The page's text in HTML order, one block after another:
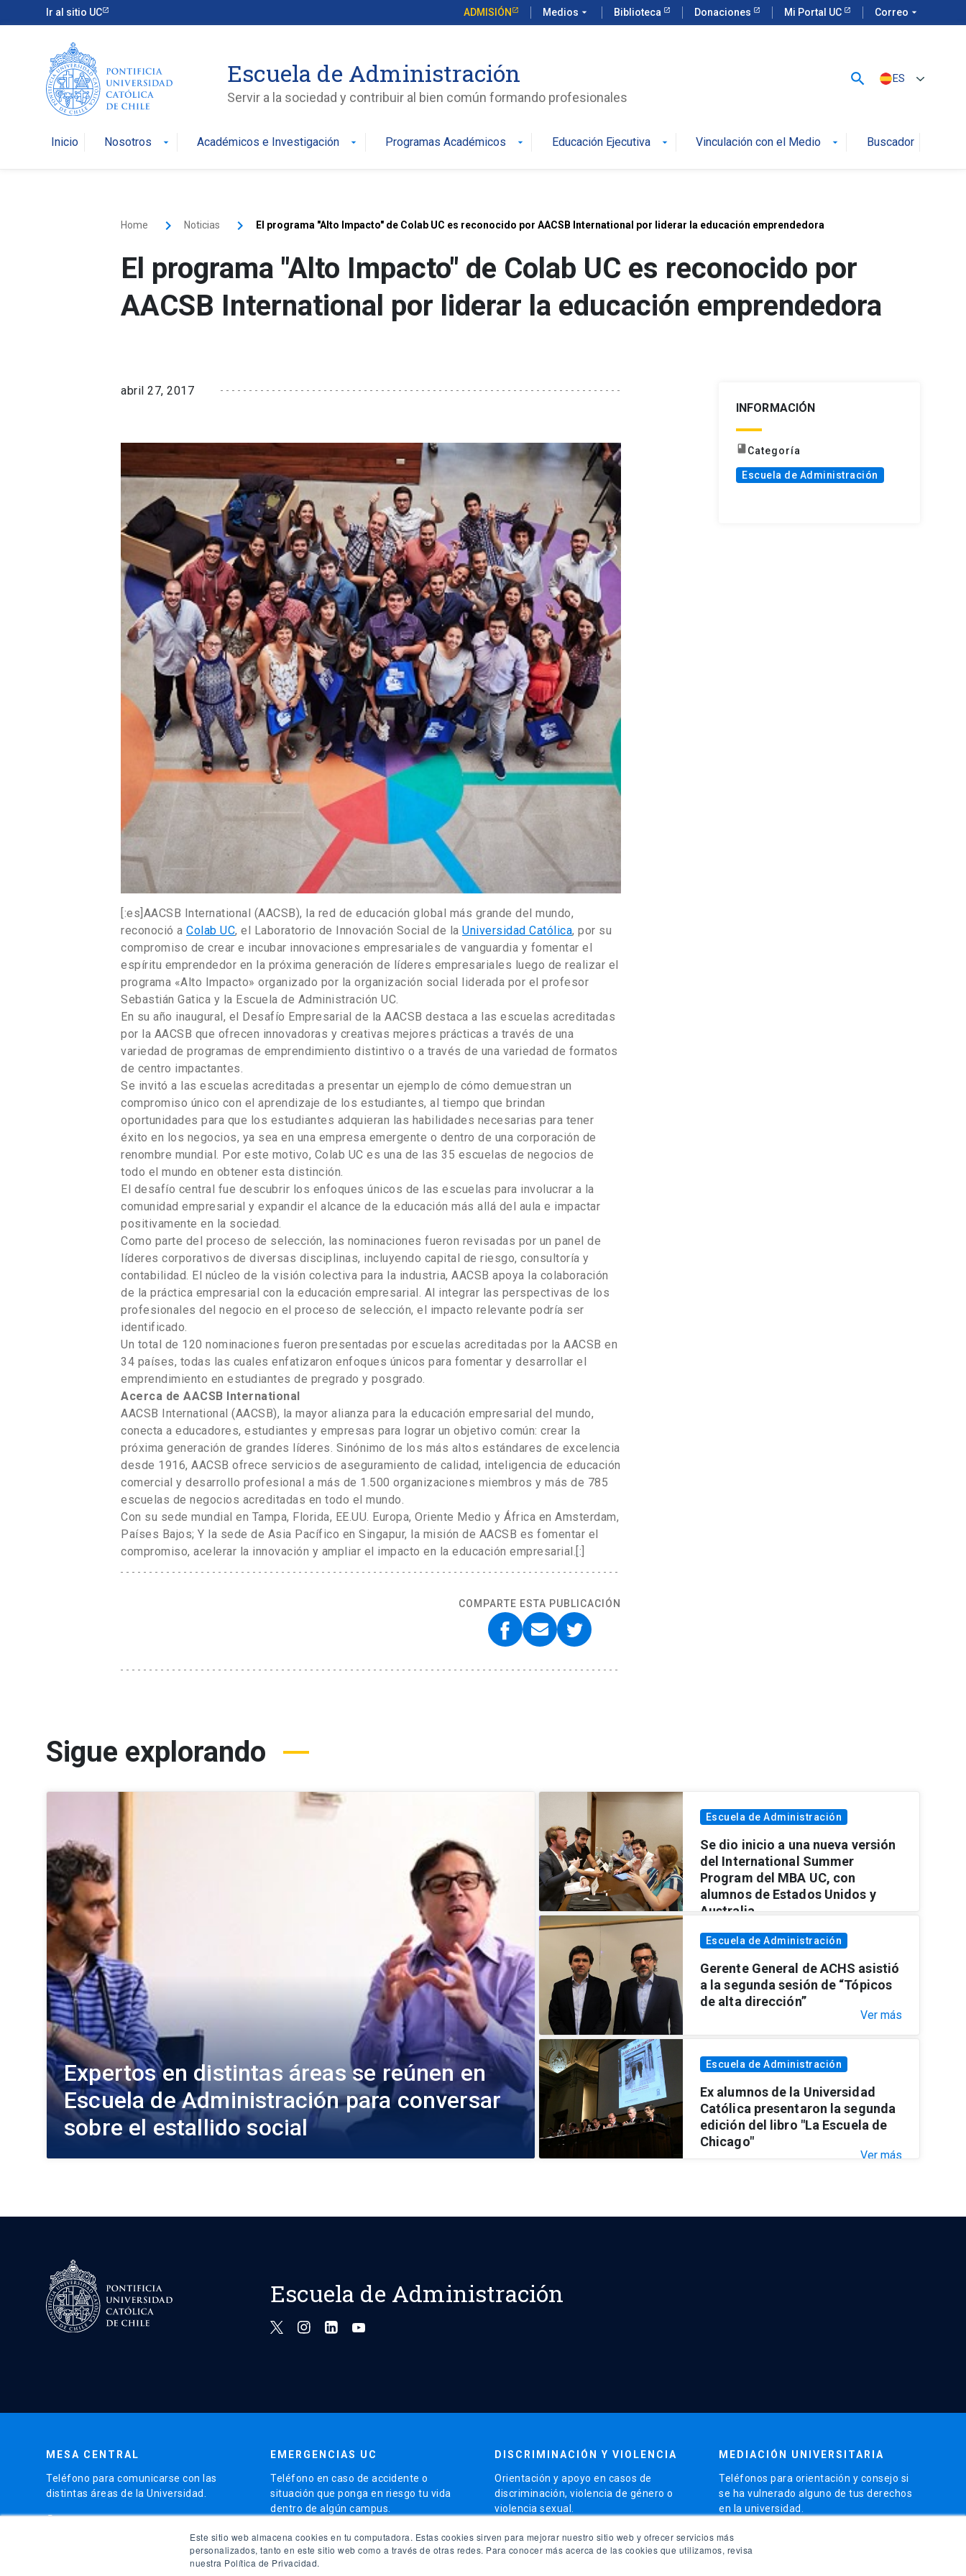
Este sitio web almacena cookies en tu computadora. Estas cookies sirven para mejorar nuestro sitio web y ofrecer servicios más
personalizados, tanto en este sitio web como a través de otras redes. Para conocer más acerca de las cookies que utilizamos, revisa
nuestra Política de Privacidad.
Ir al sitio UC ADMISIÓN Medios arrow_drop_down Biblioteca Donaciones Mi Portal UC Correo arrow_drop_down
Escuela de Administración
Servir a la sociedad y contribuir al bien común formando profesionales
search ES
Inicio Nosotros arrow_drop_down Académicos e Investigación arrow_drop_down Programas Académicos arrow_drop_down Educación Ejecutiva arrow_drop_down Vinculación con el Medio arrow_drop_down Buscador
Home Noticias El programa "Alto Impacto" de Colab UC es reconocido por AACSB International por liderar la educación emprendedora
El programa "Alto Impacto" de Colab UC es reconocido por
AACSB International por liderar la educación emprendedora
abril 27, 2017
[:es]AACSB International (AACSB), la red de educación global más grande del mundo,
reconoció a Colab UC, el Laboratorio de Innovación Social de la Universidad Católica, por su
compromiso de crear e incubar innovaciones empresariales de vanguardia y fomentar el
espíritu emprendedor en la próxima generación de líderes empresariales luego de realizar el
programa «Alto Impacto» organizado por la organización social liderada por el profesor
Sebastián Gatica y la Escuela de Administración UC.
En su año inaugural, el Desafío Empresarial de la AACSB destaca a las escuelas acreditadas
por la AACSB que ofrecen innovadoras y creativas mejores prácticas a través de una
variedad de programas de emprendimiento distintivo o a través de una variedad de formatos
de centro impactantes.
Se invitó a las escuelas acreditadas a presentar un ejemplo de cómo demuestran un
compromiso único con el aprendizaje de los estudiantes, al tiempo que brindan
oportunidades para que los estudiantes adquieran las habilidades necesarias para tener
éxito en los negocios, ya sea en una empresa emergente o dentro de una corporación de
renombre mundial. Por este motivo, Colab UC es una de las 35 escuelas de negocios de
todo el mundo en obtener esta distinción.
El desafío central fue descubrir los enfoques únicos de las escuelas para involucrar a la
comunidad empresarial y expandir el alcance de la educación más allá del aula e impactar
positivamente en la sociedad.
Como parte del proceso de selección, las nominaciones fueron revisadas por un panel de
líderes corporativos de diversas disciplinas, incluyendo capital de riesgo, consultoría y
contabilidad. El núcleo de la visión colectiva para la industria, AACSB apoya la colaboración
de la práctica empresarial con la educación empresarial. Al integrar las perspectivas de los
profesionales del negocio en el proceso de selección, el impacto relevante podría ser
identificado.
Un total de 120 nominaciones fueron presentadas por escuelas acreditadas por la AACSB en
34 países, todas las cuales enfatizaron enfoques únicos para fomentar y desarrollar el
emprendimiento en estudiantes de pregrado y posgrado.
Acerca de AACSB International
AACSB International (AACSB), la mayor alianza para la educación empresarial del mundo,
conecta a educadores, estudiantes y empresas para lograr un objetivo común: crear la
próxima generación de grandes líderes. Sinónimo de los más altos estándares de excelencia
desde 1916, AACSB ofrece servicios de aseguramiento de calidad, inteligencia de educación
comercial y desarrollo profesional a más de 1.500 organizaciones miembros y más de 785
escuelas de negocios acreditadas en todo el mundo.
Con su sede mundial en Tampa, Florida, EE.UU. Europa, Oriente Medio y África en Amsterdam,
Países Bajos; Y la sede de Asia Pacífico en Singapur, la misión de AACSB es fomentar el
compromiso, acelerar la innovación y ampliar el impacto en la educación empresarial.[:]
COMPARTE ESTA PUBLICACIÓN
INFORMACIÓN
bookCategoría
Escuela de Administración
Sigue explorando
Expertos en distintas áreas se reúnen en
Escuela de Administración para conversar
sobre el estallido social
Escuela de Administración
Se dio inicio a una nueva versión
del International Summer
Program del MBA UC, con
alumnos de Estados Unidos y
Australia
Escuela de Administración
Gerente General de ACHS asistió
a la segunda sesión de “Tópicos
de alta dirección”
Ver más
Escuela de Administración
Ex alumnos de la Universidad
Católica presentaron la segunda
edición del libro "La Escuela de
Chicago"
Ver más
Escuela de Administración
MESA CENTRAL
Teléfono para comunicarse con las
distintas áreas de la Universidad.
phone
EMERGENCIAS UC
Teléfono en caso de accidente o
situación que ponga en riesgo tu vida
dentro de algún campus.
phone (56)95504 5000
launch
DISCRIMINACIÓN Y VIOLENCIA
Orientación y apoyo en casos de
discriminación, violencia de género o
violencia sexual.
launch Contacto para apoyo
MEDIACIÓN UNIVERSITARIA
Teléfonos para orientación y consejo si
se ha vulnerado alguno de tus derechos
en la universidad.
phone